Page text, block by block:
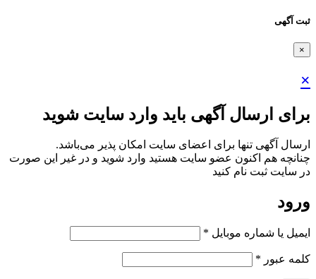
ثبت آگهی
×
×
برای ارسال آگهی باید وارد سایت شوید
ارسال آگهی تنها برای اعضای سایت امکان پذیر می‌باشد.
چنانچه هم‌ اکنون عضو سایت هستید وارد شوید و در غیر این صورت
در سایت ثبت نام کنید
ورود
ایمیل یا شماره موبایل *
کلمه عبور *